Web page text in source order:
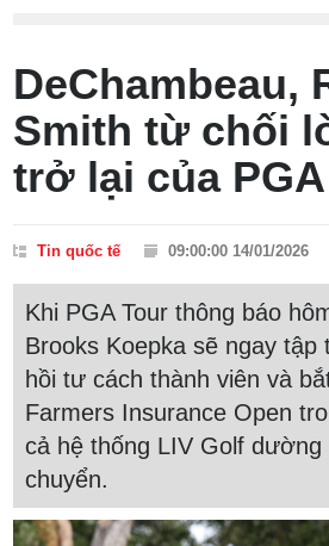
DeChambeau,
Smith từ chối
trở lại của
Tin quốc tế 09:00:00 14/01/2026
Khi PGA Tour thông báo
Brooks Koepka sẽ ngay
hồi tư cách thành viên và
Farmers Insurance Open
cả hệ thống LIV Golf dường
chuyển.